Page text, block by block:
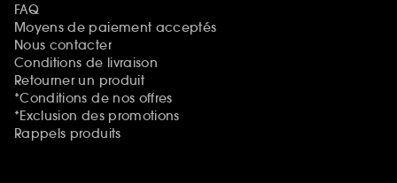
FAQ
Moyens de paiement acceptés
Nous contacter
Conditions de livraison
Retourner un produit
*Conditions de nos offres
*Exclusion des promotions
Rappels produits